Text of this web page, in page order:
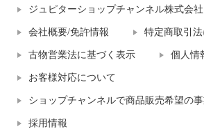
ジュピターショップチャンネル株式会
会社概要/免許情報 特定商取引
古物営業法に基づく表示 個人情
お客様対応について
ショップチャンネルで商品販売希望の
採用情報